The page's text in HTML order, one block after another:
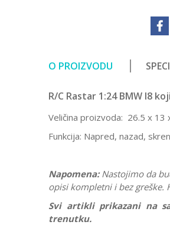
O PROIZVODU
R/C Rastar 1:24 BMW I8
Veličina proizvoda: 26.5 x 13
Funkcija: Napred, nazad,
Napomena: Nastojimo da
opisi kompletni i bez greške.
Svi artikli prikazani na
trenutku.